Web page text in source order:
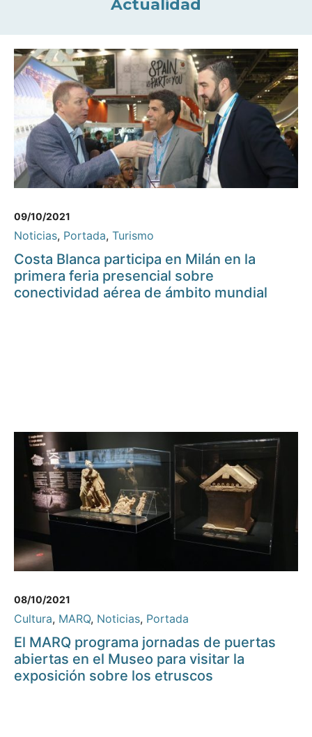
Actualidad
09/10/2021
Noticias, Portada, Turismo
Costa Blanca participa en Milán en la
primera feria presencial sobre
conectividad aérea de ámbito mundial
08/10/2021
Cultura, MARQ, Noticias, Portada
El MARQ programa jornadas de puertas
abiertas en el Museo para visitar la
exposición sobre los etruscos